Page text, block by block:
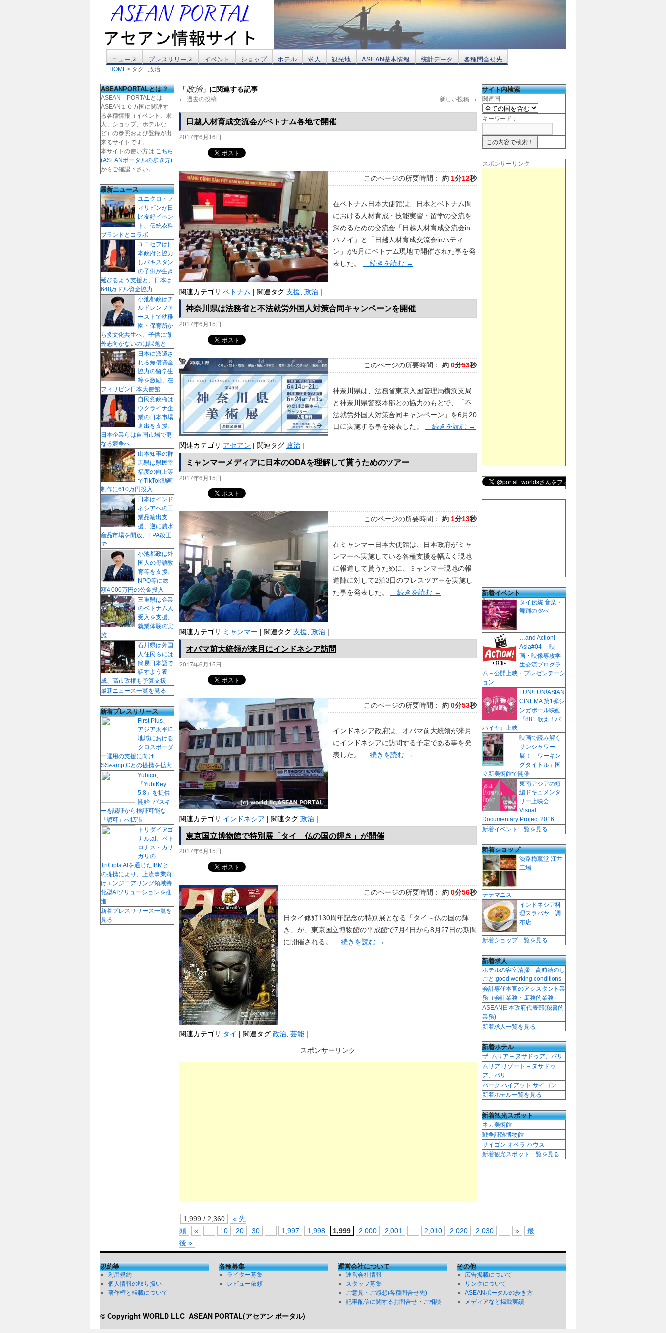
テ
ン
ツ
へ
ス
キ
ッ
プ
ニュース プレスリリース イベント ショップ ホテル 求人 観光地 ASEAN基本情報 統計データ 各種問合せ先
HOME> タグ : 政治
「政治」に関連する記事
← 過去の投稿 新しい投稿 →
日越人材育成交流会がベトナム各地で開催
2017年6月16日
このページの所要時間： 約 1分12秒
在ベトナム日本大使館は、日本とベトナム間
における人材育成・技能実習・留学の交流を
深めるための交流会「日越人材育成交流会in
ハノイ」と「日越人材育成交流会inハティ
ン」が5月にベトナム現地で開催された事を発
表した。
続きを読む →
関連カテゴリ ベトナム | 関連タグ 支援 政治 |
神奈川県は法務省と不法就労外国人対策合同キャンペーンを開催
2017年6月15日
このページの所要時間： 約 0分53秒
神奈川県は、法務省東京入国管理局横浜支局
と神奈川県警察本部との協力のもとで、「不
法就労外国人対策合同キャンペーン」を6月20
日に実施する事を発表した。
続きを読む →
関連カテゴリ アセアン | 関連タグ 政治 |
ミャンマーメディアに日本のODAを理解して貰うためのツアー
2017年6月15日
このページの所要時間： 約 1分13秒
在ミャンマー日本大使館は、日本政府がミャ
ンマーへ実施している各種支援を幅広く現地
に報道して貰うために、ミャンマー現地の報
道陣に対して2泊3日のプレスツアーを実施し
た事を発表した。
続きを読む →
関連カテゴリ ミャンマー | 関連タグ 支援 政治 |
オバマ前大統領が来月にインドネシア訪問
2017年6月15日
このページの所要時間： 約 0分53秒
インドネシア政府は、オバマ前大統領が来月
にインドネシアに訪問する予定である事を発
表した。
続きを読む →
関連カテゴリ インドネシア | 関連タグ 政治 |
東京国立博物館で特別展「タイ 仏の国の輝き」が開催
2017年6月15日
このページの所要時間： 約 0分56秒
日タイ修好130周年記念の特別展となる「タイ～仏の国の輝
き」が、東京国立博物館の平成館で7月4日から8月27日の期間
に開催される。
続きを読む →
関連カテゴリ タイ | 関連タグ 政治 芸能 |
スポンサーリンク
1,999 / 2,360
« 先
頭
« 10 20 30 1,997 1,998 1,999 2,000 2,001 2,010 2,020 2,030 »
最
後 »
ASEANPORTALとは？
ASEAN PORTALとは
ASEAN１０カ国に関連す
る各種情報（イベント、求
人、ショップ、ホテルな
ど）の参照および登録が出
来るサイトです。
本サイトの使い方は こちら
(ASEANポータルの歩き方)
からご確認下さい。
最新ニュース
ユニクロ・フ
ィリピンが日
比友好イベン
ト、伝統衣料
ブランドとコラボ
ユニセフは日
本政府と協力
しパキスタン
の子供が生き
延びるよう支援と、日本は
648万ドル資金協力
小池都政はチ
ルドレンファ
ーストで幼稚
園・保育所か
ら多文化共生へ、子供に海
外志向がないのは課題と
日本に派遣さ
れる無償資金
協力の留学生
等を激励、在
フィリピン日本大使館
自民党政権は
ウクライナ企
業の日本市場
進出を支援、
日本企業らは自国市場で更
なる競争へ
山本知事の群
馬県は県民幸
福度の向上等
でTikTok動画
制作に610万円投入
日本はインド
ネシアへの工
業品輸出支
援、逆に農水
産品市場を開放、EPA改正
で
小池都政は外
国人の母語教
育等を支援、
NPO等に総
額4,000万円の公金投入
三重県は企業
のベトナム人
受入を支援、
就業体験の実
施
石川県は外国
人住民らには
簡易日本語で
話すよう養
成、高市政権も予算支援
最新ニュース一覧を見る
新着プレスリリース
First Plus、
アジア太平洋
地域における
クロスボーダ
ー運用の支援に向け
SS&amp;Cとの提携を拡大
Yubico、
「YubiKey
5.8」を提供
開始 パスキ
ーを認証から検証可能な
「認可」へ拡張
トリダイアゴ
ナル.ai、ペト
ロナス・カリ
ガリの
TriCipta AIを通じたIBMと
の提携により、上流事業向
けエンジニアリング領域特
化型AIソリューションを推
進
新着プレスリリース一覧を
見る
サイト内検索
関連国
キーワード：
スポンサーリンク
新着イベント
タイ伝統 音楽・
舞踊の夕べ
…and Action!
Asia#04 －映
画・映像専攻学
生交流プログラ
ム－公開上映・プレゼンテーシ
ョン
FUN!FUN!ASIAN
CINEMA 第1弾シ
ンガポール映画
『881 歌え！パ
パイヤ』上映
映画で読み解く
サンシャワー
展！「ワーキン
グタイトル」国
立新美術館で開催
東南アジアの短
編ドキュメンタ
リー上映会
Visual
Documentary Project 2016
新着イベント一覧を見る
新着ショップ
淡路梅薫堂 江井
工場
テテマニス
インドネシア料
理スラバヤ 調
布店
新着ショップ一覧を見る
新着求人
ホテルの客室清掃 高時給のし
ごと:good working conditions
会計専任本官のアシスタント業
務（会計業務・庶務的業務）
ASEAN日本政府代表部(秘書的
業務)
新着求人一覧を見る
新着ホテル
ザ･ムリア – ヌサドゥア、バリ
ムリア リゾート – ヌサドゥ
ア、バリ
パーク ハイアット サイゴン
新着ホテル一覧を見る
新着観光スポット
ネカ美術館
戦争証跡博物館
サイゴン オペラ ハウス
新着観光スポット一覧を見る
規約等
利用規約
個人情報の取り扱い
著作権と転載について
各種募集
ライター募集
レビュー依頼
運営会社について
運営会社情報
スタッフ募集
ご意見・ご感想(各種問合せ先)
記事配信に関するお問合せ・ご相談
その他
広告掲載について
リンクについて
ASEANポータルの歩き方
メディアなど掲載実績
© Copyright WORLD LLC ASEAN PORTAL(アセアン ポータル)